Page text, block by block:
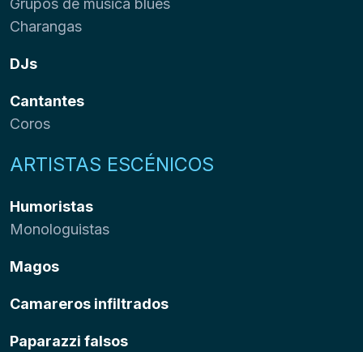
Grupos de música blues
Charangas
DJs
Cantantes
Coros
ARTISTAS ESCÉNICOS
Humoristas
Monologuistas
Magos
Camareros infiltrados
Paparazzi falsos